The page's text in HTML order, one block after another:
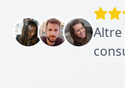
Altre